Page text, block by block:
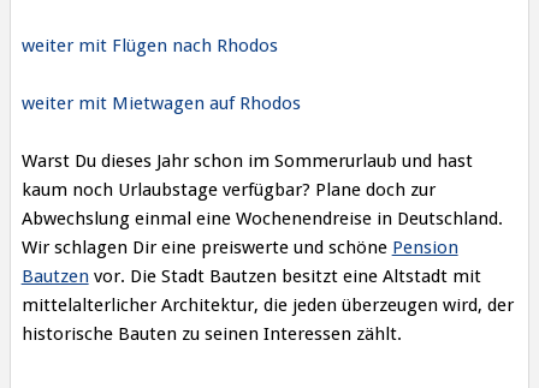
weiter mit Flügen nach Rhodos
weiter mit Mietwagen auf Rhodos
Warst Du dieses Jahr schon im Sommerurlaub und hast
kaum noch Urlaubstage verfügbar? Plane doch zur
Abwechslung einmal eine Wochenendreise in Deutschland.
Wir schlagen Dir eine preiswerte und schöne Pension
Bautzen vor. Die Stadt Bautzen besitzt eine Altstadt mit
mittelalterlicher Architektur, die jeden überzeugen wird, der
historische Bauten zu seinen Interessen zählt.